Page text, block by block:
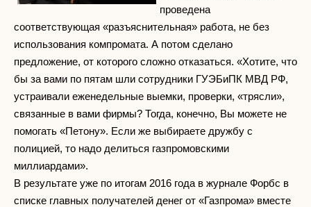
проведена
соответствующая «разъяснительная» работа, не без
использования компромата. А потом сделано
предложение, от которого сложно отказаться. «Хотите, что
бы за вами по пятам шли сотрудники ГУЭБиПК МВД РФ,
устраивали еженедельные выемки, проверки, «трясли»,
связанные в вами фирмы? Тогда, конечно, Вы можете не
помогать «Петону». Если же выбираете дружбу с
полицией, то надо делиться газпромовскими
миллиардами».
В результате уже по итогам 2016 года в журнале Форбс в
списке главных получателей денег от «Газпрома» вместе